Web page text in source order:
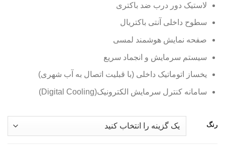
لاستیک دور درب ضد باکتری
سطوح داخلی آنتی باکتریال
صفحه نمایش هوشمند لمسی
سیستم سرمایش و انجماد سریع
یخساز اتوماتیک داخلی (با قبلیت اتصال به آب شهری(
سامانه کنترل سرمایش الکترونیک(Digital Cooling)
رنگ